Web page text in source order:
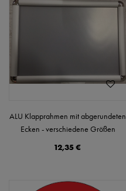
ALU Klapprahmen mit abgerundeten
Ecken - verschiedene Größen
12,35 €